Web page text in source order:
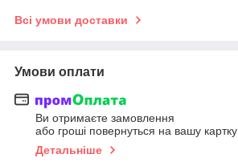
Всі умови доставки
Умови оплати
Ви отримаєте замовлення
або гроші повернуться на вашу картку
Детальніше